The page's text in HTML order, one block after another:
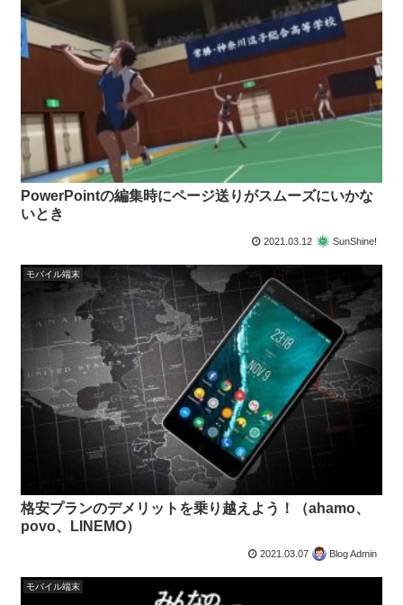
PowerPointの編集時にページ送りがスムーズにいかな
いとき
2021.03.12 SunShine!
モバイル端末
格安プランのデメリットを乗り越えよう！（ahamo、
povo、LINEMO）
2021.03.07 Blog Admin
モバイル端末